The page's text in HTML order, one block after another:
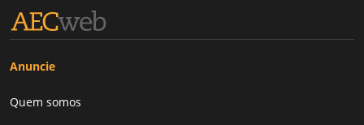
Anuncie
Quem somos